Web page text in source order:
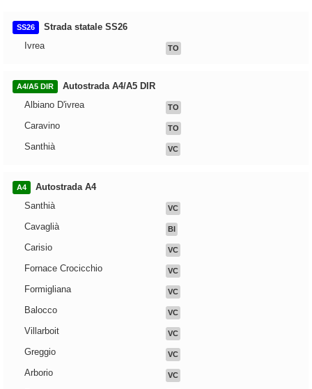
SS26
Strada statale SS26
Ivrea
TO
A4/A5 DIR
Autostrada A4/A5 DIR
Albiano D'ivrea
TO
Caravino TO
Santhià VC
A4
Autostrada A4
Santhià
VC
Cavaglià BI
Carisio VC
Fornace Crocicchio VC
Formigliana VC
Balocco VC
Villarboit VC
Greggio VC
Arborio VC